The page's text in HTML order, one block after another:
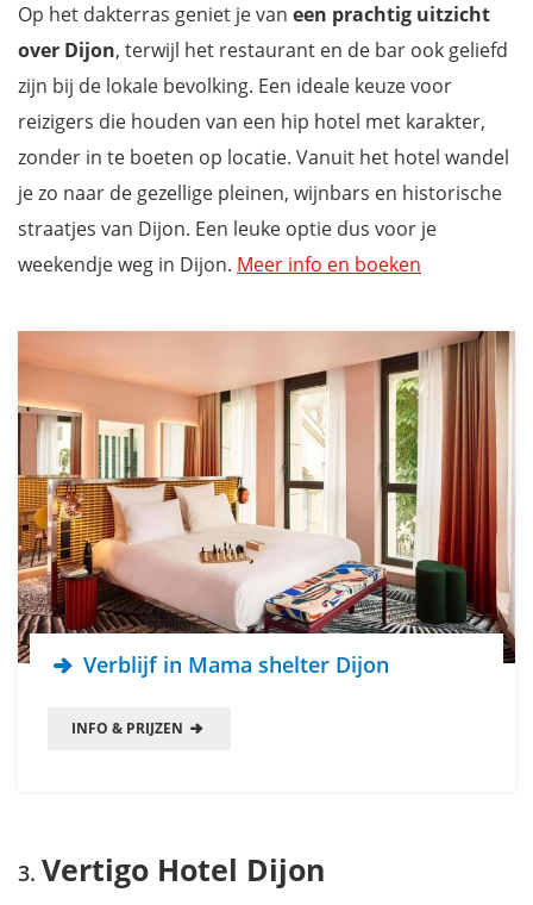
Op het dakterras geniet je van een prachtig uitzicht
over Dijon, terwijl het restaurant en de bar ook geliefd
zijn bij de lokale bevolking. Een ideale keuze voor
reizigers die houden van een hip hotel met karakter,
zonder in te boeten op locatie. Vanuit het hotel wandel
je zo naar de gezellige pleinen, wijnbars en historische
straatjes van Dijon. Een leuke optie dus voor je
weekendje weg in Dijon. Meer info en boeken
Verblijf in Mama shelter Dijon
INFO & PRIJZEN
Vertigo Hotel Dijon